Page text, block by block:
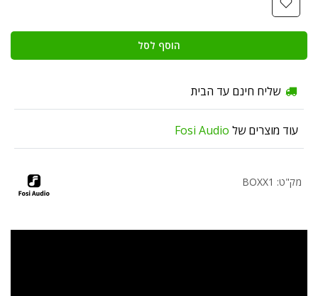
הוסף לסל
שליח חינם עד הבית
עוד מוצרים של Fosi Audio
מק"ט: BOXX1